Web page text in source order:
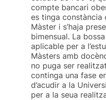
compte bancari
es tinga constància
Màster i s’haja
bimensual. La
aplicable per a
Màsters amb
no puga ser
continga una fase
d’acudir a la
per a la seua